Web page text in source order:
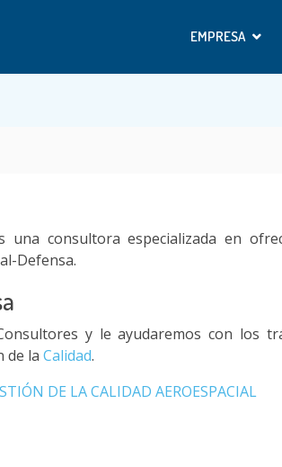
EMPRESA
una consultora especializada en
Defensa.
y le ayudaremos con los
de la Calidad.
DE LA CALIDAD AEROESPACIAL